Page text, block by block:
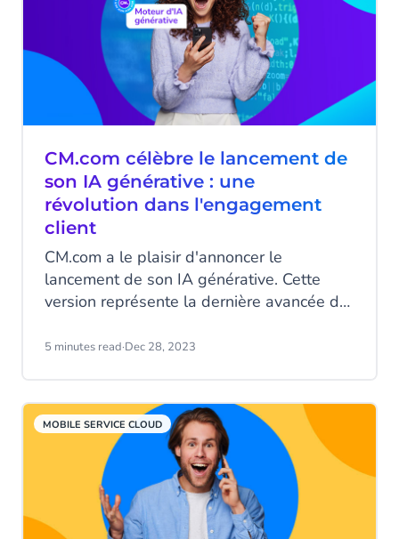
CM.com célèbre le lancement de
son IA générative : une
révolution dans l'engagement
client
CM.com a le plaisir d'annoncer le
lancement de son IA générative. Cette
version représente la dernière avancée de
5 minutes read·Dec 28, 2023
MOBILE SERVICE CLOUD